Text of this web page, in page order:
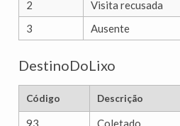
2
Visita recusada
3
Ausente
DestinoDoLixo
Código Descrição
93 Coletado